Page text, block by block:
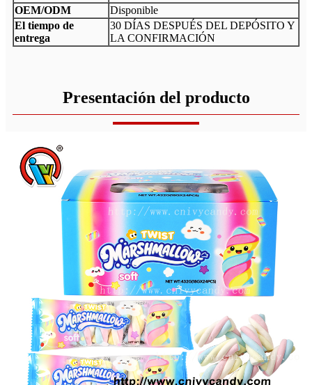
OEM/ODM
Disponible
El tiempo de
entrega
30 DÍAS DESPUÉS DEL DEPÓSITO Y
LA CONFIRMACIÓN
Presentación del producto